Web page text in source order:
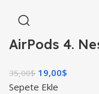
AirPods 4.
35,00$ 19,00$
Sepete Ekle